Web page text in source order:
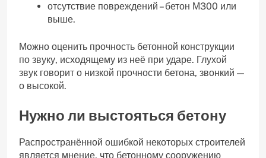
отсутствие повреждений – бетон М300 или
выше.
Можно оценить прочность бетонной конструкции
по звуку, исходящему из неё при ударе. Глухой
звук говорит о низкой прочности бетона, звонкий —
о высокой.
Нужно ли выстояться бетону
Распространённой ошибкой некоторых строителей
является мнение, что бетонному сооружению